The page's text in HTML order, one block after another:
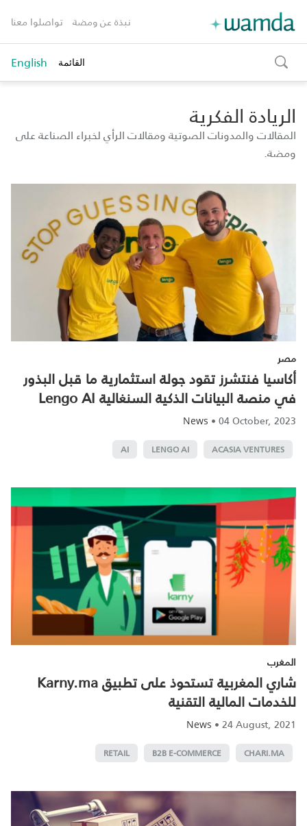
نبذة عن ومضة تواصلوا معنا
toggle
search
القائمة English
الريادة الفكرية
المقالات والمدونات الصوتية ومقالات الرأي لخبراء الصناعة على
ومضة.
مصر
أكاسيا فنتشرز تقود جولة استثمارية ما قبل البذور
في منصة البيانات الذكية السنغالية Lengo AI
News •04 October, 2023
ACASIA VENTURES
LENGO AI
AI
المغرب
شاري المغربية تستحوذ على تطبيق Karny.ma
للخدمات المالية التقنية
News •24 August, 2021
CHARI.MA
B2B E-COMMERCE
RETAIL